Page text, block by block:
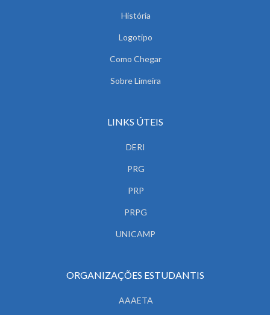
História
Logotipo
Como Chegar
Sobre Limeira
LINKS ÚTEIS
DERI
PRG
PRP
PRPG
UNICAMP
ORGANIZAÇÕES ESTUDANTIS
AAAETA